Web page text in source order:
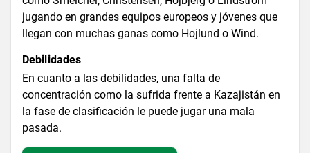
jugando en grandes equipos europeos y jóvenes que
llegan con muchas ganas como Hojlund o Wind.
Debilidades
En cuanto a las debilidades, una falta de
concentración como la sufrida frente a Kazajistán en
la fase de clasificación le puede jugar una mala
pasada.